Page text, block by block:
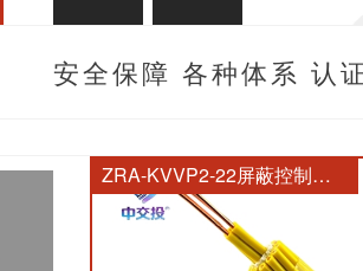
安全保障 各种体系 认
ZRA-KVVP2-22屏蔽控制电缆